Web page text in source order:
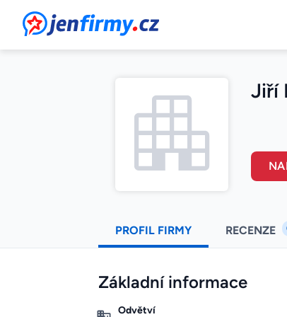
JenFirmy.cz
Jiří
PROFIL FIRMY RECENZE
Základní informace
Odvětví